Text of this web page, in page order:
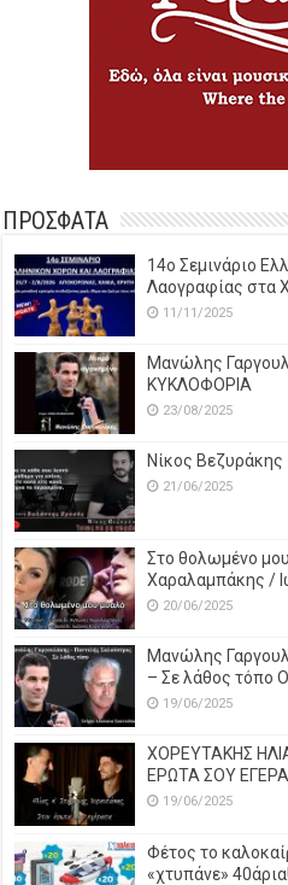
ΠΡΟΣΦΑΤΑ
14o Σεμινάριο
Λαογραφίας στα
11/11/2025
Μανώλης
ΚΥΚΛΟΦΟΡΙΑ
23/08/2025
Νίκος
21/06/2025
Στο θολωμένο
Χαραλαμπάκης /
20/06/2025
Μανώλης
– Σε λάθος τόπο
19/06/2025
ΧΟΡΕΥΤΑΚΗΣ
ΕΡΩΤΑ ΣΟΥ
19/06/2025
Φέτος το
«χτυπάνε» 40άρια!